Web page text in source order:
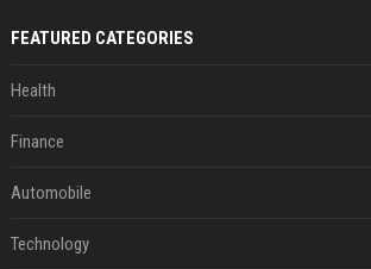
FEATURED CATEGORIES
Health
Finance
Automobile
Technology